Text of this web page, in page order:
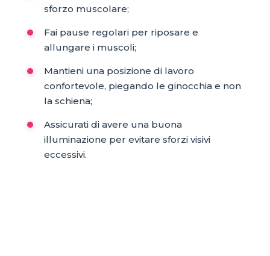
sforzo muscolare;
Fai pause regolari per riposare e
allungare i muscoli;
Mantieni una posizione di lavoro
confortevole, piegando le ginocchia e non
la schiena;
Assicurati di avere una buona
illuminazione per evitare sforzi visivi
eccessivi.